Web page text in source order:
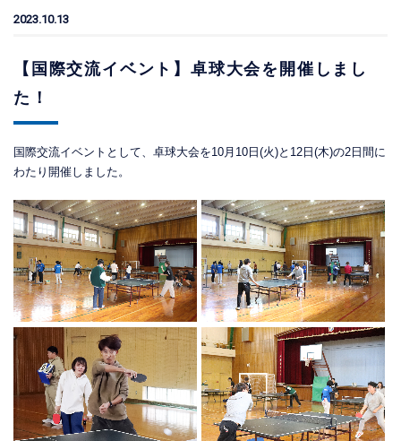
2023.10.13
【国際交流イベント】卓球大会を開催しまし
た！
国際交流イベントとして、卓球大会を10月10日(火)と12日(木)の2日間に
わたり開催しました。